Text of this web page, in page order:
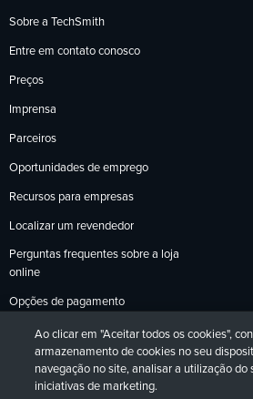
Sobre a TechSmith
Entre em contato conosco
Preços
Imprensa
Parceiros
Oportunidades de emprego
Recursos para empresas
Localizar um revendedor
Perguntas frequentes sobre a loja
online
Opções de pagamento
Política de devoluções
Ao clicar em "Aceitar todos os cookies",
armazenamento de cookies no seu
navegação no site, analisar a utilização do
iniciativas de marketing.